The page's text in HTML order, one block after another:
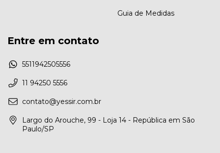
Guia de Medidas
Entre em contato
5511942505556
11 94250 5556
contato@yessir.com.br
Largo do Arouche, 99 - Loja 14 - República em São
Paulo/SP